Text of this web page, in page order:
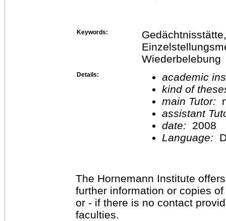
Keywords:
Wiederbelebung
Details:
academic
kind of
main Tutor:
assistant
date:
2008
Language:
The Hornemann Institute
further information or copies
or - if there is no contact
faculties.